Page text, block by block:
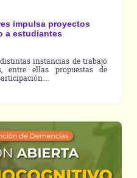
impulsa proyectos
a estudiantes
instancias de trabajo
entre ellas propuestas de